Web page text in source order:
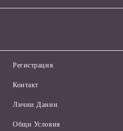
Регистрация
Контакт
Лични Данни
Общи Условия